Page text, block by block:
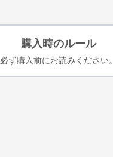
購入時のルール
必ず購入前にお読みください。